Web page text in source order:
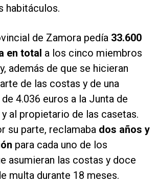
habitáculos.
de Zamora pedía 33.600
en total a los cinco miembros
además de que se hicieran
de las costas y de una
4.036 euros a la Junta de
al propietario de las casetas.
su parte, reclamaba dos años y
para cada uno de los
asumieran las costas y doce
multa durante 18 meses.